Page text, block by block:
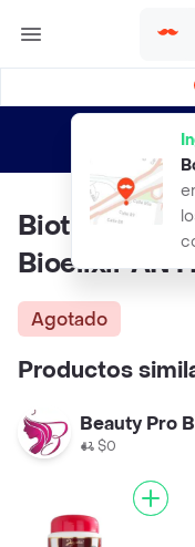
envíos
Bioterapia
Bioelixir
Agotado
Productos
Beauty Pro
$0